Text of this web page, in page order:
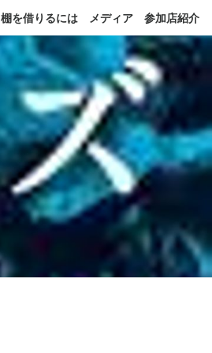
棚を借りるには メディア 参加店紹介